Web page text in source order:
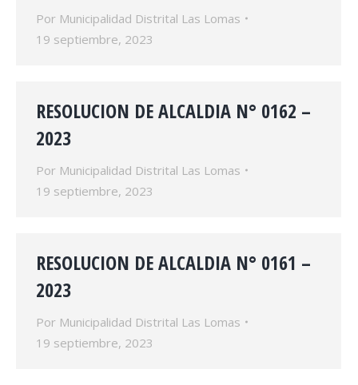
Por Municipalidad Distrital Las Lomas
19 septiembre, 2023
RESOLUCION DE ALCALDIA N° 0162 –
2023
Por Municipalidad Distrital Las Lomas
19 septiembre, 2023
RESOLUCION DE ALCALDIA N° 0161 –
2023
Por Municipalidad Distrital Las Lomas
19 septiembre, 2023